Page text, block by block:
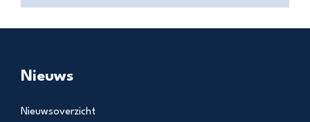
Nieuws
Nieuwsoverzicht